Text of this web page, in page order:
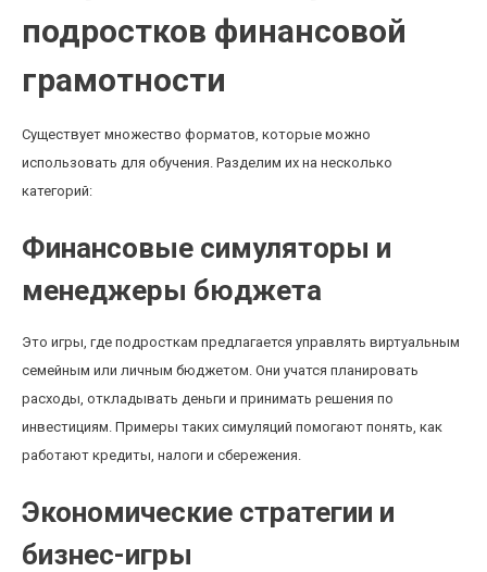
подростков финансовой
грамотности
Существует множество форматов, которые можно
использовать для обучения. Разделим их на несколько
категорий:
Финансовые симуляторы и
менеджеры бюджета
Это игры, где подросткам предлагается управлять виртуальным
семейным или личным бюджетом. Они учатся планировать
расходы, откладывать деньги и принимать решения по
инвестициям. Примеры таких симуляций помогают понять, как
работают кредиты, налоги и сбережения.
Экономические стратегии и
бизнес-игры